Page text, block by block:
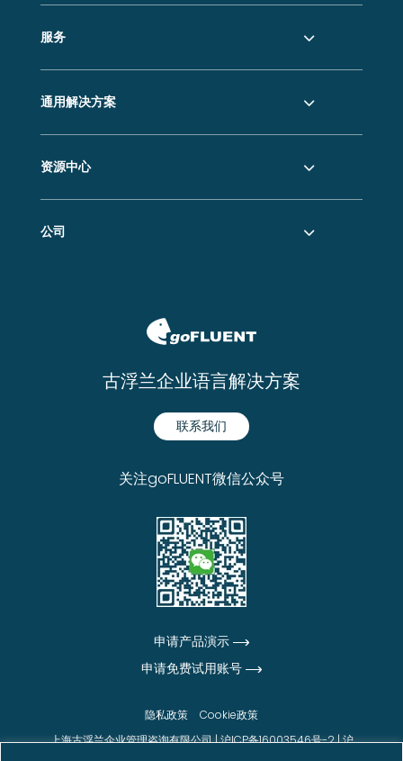
服务
通用解决方案
资源中心
公司
古浮兰企业语言解决方案
联系我们
关注goFLUENT微信公众号
申请产品演示
申请免费试用账号
隐私政策
Cookie政策
上海古浮兰企业管理咨询有限公司 |沪ICP备16003546号-2|沪